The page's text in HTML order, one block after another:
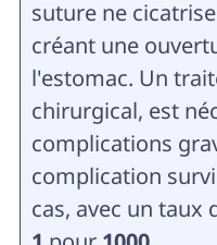
suture ne
créant une
l'estomac. Un
chirurgical, est
complications
complication
cas, avec un taux